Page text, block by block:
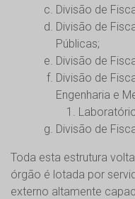
Divisão de
Divisão de
Públicas;
Divisão de
Divisão de
Engenharia e
Divisão de
Toda esta estrutura
órgão é lotada por
externo altamente